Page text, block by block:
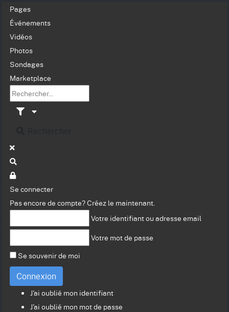
Pages
Événements
Vidéos
Photos
Sondages
Marketplace
Se connecter
Pas encore de compte? Créez le maintenant.
Votre identifiant ou adresse email
Votre mot de passe
Se souvenir de moi
Connexion
J'ai oublié mon identifiant
J'ai oublié mon mot de passe